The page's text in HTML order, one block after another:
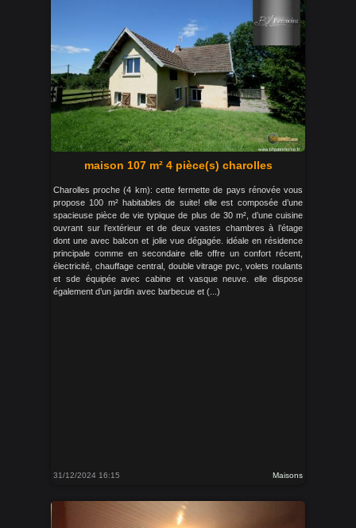
maison 107 m² 4 pièce(s) charolles
Charolles proche (4 km): cette fermette de pays rénovée vous
propose 100 m² habitables de suite! elle est composée d’une
spacieuse pièce de vie typique de plus de 30 m², d’une cuisine
ouvrant sur l’extérieur et de deux vastes chambres à l’étage
dont une avec balcon et jolie vue dégagée. idéale en résidence
principale comme en secondaire elle offre un confort récent,
électricité, chauffage central, double vitrage pvc, volets roulants
et sde équipée avec cabine et vasque neuve. elle dispose
également d’un jardin avec barbecue et (...)
31/12/2024 16:15 Maisons